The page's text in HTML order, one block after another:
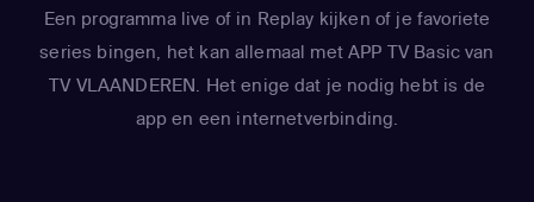
Een programma live of in Replay kijken of je favoriete
series bingen, het kan allemaal met APP TV Basic van
TV VLAANDEREN. Het enige dat je nodig hebt is de
app en een internetverbinding.